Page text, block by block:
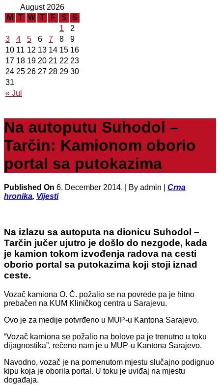
August 2026
M
T W T F S S
« Jul
1
2
3
4 5 6 7 8
9
10 11 12 13 14 15 16
17 18 19 20 21 22 23
24 25 26 27 28 29 30
31
Na autoputu Suhodol –
Tarčin: Kamionom oborio
portal sa putokazima
Published On 6. December 2014. | By admin | Crna
hronika, Vijesti
Na izlazu sa autoputa na dionicu Suhodol –
Tarčin jučer ujutro je došlo do nezgode, kada
je kamion tokom izvođenja radova na cesti
oborio portal sa putokazima koji stoji iznad
ceste.
Vozač kamiona O. Č. požalio se na povrede pa je hitno
prebačen na KUM Kliničkog centra u Sarajevu.
Ovo je za medije potvrđeno u MUP-u Kantona Sarajevo.
“Vozač kamiona se požalio na bolove pa je trenutno u toku
dijagnostika”, rečeno nam je u MUP-u Kantona Sarajevo.
Navodno, vozač je na pomenutom mjestu slučajno podignuo
kipu koja je oborila portal. U toku je uviđaj na mjestu
događaja.